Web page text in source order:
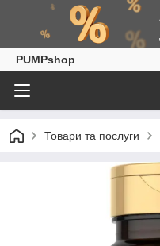
PUMPshop
Товари та послуги